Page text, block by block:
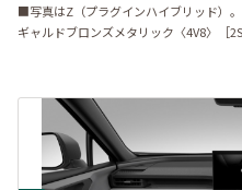
■写真はZ（プラグインハイブリッド）
ギャルドブロンズメタリック〈4V8〉［